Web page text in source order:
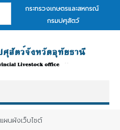
กระทรวงเกษตรและสหกรณ์
กรมปศุสัตว์
แผนผังเว็บไซต์